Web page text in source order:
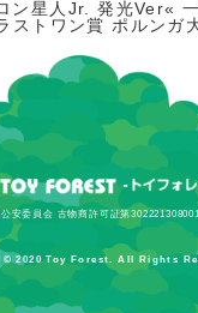
ン星人Jr. 発光Ver«
ストワン賞 ポルンガ
安委員会 古物商許可証第
2020 Toy Forest. All Rights